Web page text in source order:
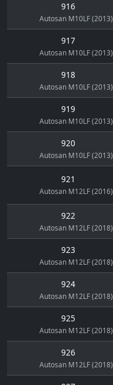
916
Autosan M10LF (2013)
917
Autosan M10LF (2013)
918
Autosan M10LF (2013)
919
Autosan M10LF (2013)
920
Autosan M10LF (2013)
921
Autosan M12LF (2016)
922
Autosan M12LF (2018)
923
Autosan M12LF (2018)
924
Autosan M12LF (2018)
925
Autosan M12LF (2018)
926
Autosan M12LF (2018)